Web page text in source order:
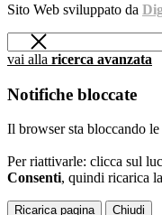
Sito Web sviluppato da
vai alla ricerca avanzata
Notifiche bloccate
Il browser sta bloccando
Per riattivarle: clicca sul
Consenti, quindi ricarica
Ricarica pagina Chiudi